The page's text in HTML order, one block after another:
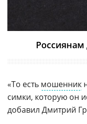
Россиянам
«То есть мошенник
симки, которую он
добавил Дмитрий